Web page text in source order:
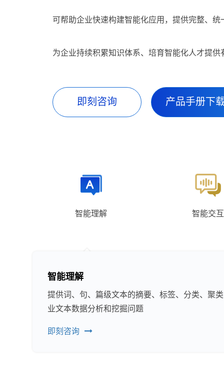
可帮助企业快速构建智能化应用，提供完整、
为企业持续积累知识体系、培育智能化人才提
即刻咨询 产品手册下
智能理解 智能交互
智能理解
提供词、句、篇级文本的摘要、标签、分类、聚
业文本数据分析和挖掘问题
即刻咨询